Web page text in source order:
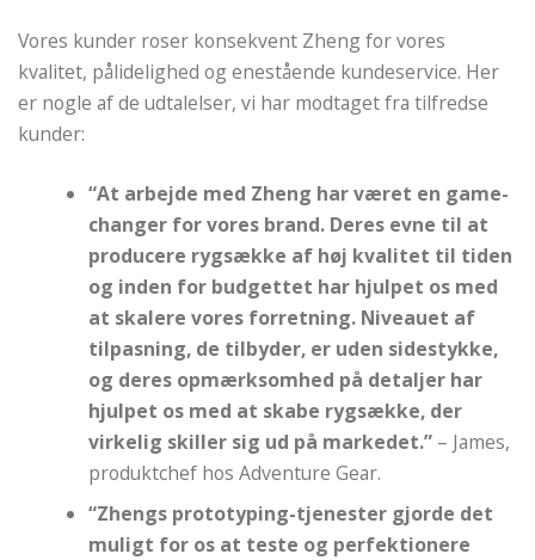
Vores kunder roser konsekvent Zheng for vores
kvalitet, pålidelighed og enestående kundeservice. Her
er nogle af de udtalelser, vi har modtaget fra tilfredse
kunder:
“At arbejde med Zheng har været en game-
changer for vores brand. Deres evne til at
producere rygsække af høj kvalitet til tiden
og inden for budgettet har hjulpet os med
at skalere vores forretning. Niveauet af
tilpasning, de tilbyder, er uden sidestykke,
og deres opmærksomhed på detaljer har
hjulpet os med at skabe rygsække, der
virkelig skiller sig ud på markedet.” – James,
produktchef hos Adventure Gear.
“Zhengs prototyping-tjenester gjorde det
muligt for os at teste og perfektionere